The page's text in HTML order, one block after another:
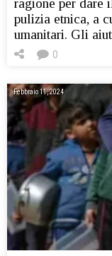
ragione per dare
pulizia etnica, a
umanitari. Gli
0
Febbraio 11, 2024